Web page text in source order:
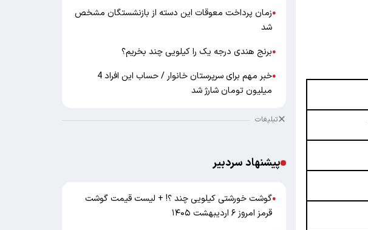
●زمان پرداخت معوقات این دسته از بازنشستگان مشخص
شد
●برنج هندی درجه یک را کیلویی چند بخریم؟
●
خبر مهم برای سرپرستان خانوار / حساب این افراد 4
میلیون تومان شارژ شد
تبلیغات
پیشنهاد سردبیر
●گوشت خورشتی کیلویی چند ؟! + لیست قیمت گوشت
قرمز امروز ۶ اردیبهشت ۱۴۰۵